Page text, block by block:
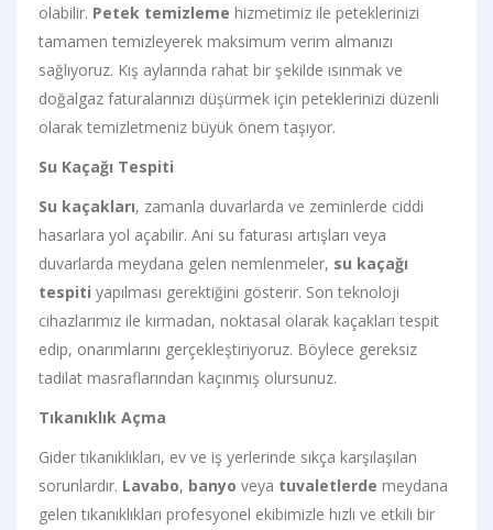
olabilir. Petek temizleme hizmetimiz ile peteklerinizi
tamamen temizleyerek maksimum verim almanızı
sağlıyoruz. Kış aylarında rahat bir şekilde ısınmak ve
doğalgaz faturalarınızı düşürmek için peteklerinizi düzenli
olarak temizletmeniz büyük önem taşıyor.
Su Kaçağı Tespiti
Su kaçakları, zamanla duvarlarda ve zeminlerde ciddi
hasarlara yol açabilir. Ani su faturası artışları veya
duvarlarda meydana gelen nemlenmeler, su kaçağı
tespiti yapılması gerektiğini gösterir. Son teknoloji
cihazlarımız ile kırmadan, noktasal olarak kaçakları tespit
edip, onarımlarını gerçekleştiriyoruz. Böylece gereksiz
tadilat masraflarından kaçınmış olursunuz.
Tıkanıklık Açma
Gider tıkanıklıkları, ev ve iş yerlerinde sıkça karşılaşılan
sorunlardır. Lavabo, banyo veya tuvaletlerde meydana
gelen tıkanıklıkları profesyonel ekibimizle hızlı ve etkili bir